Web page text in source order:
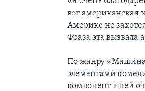
вот американская
Америке не
Фраза эта вызвала
По жанру «Машина
элементами
компонент в ней